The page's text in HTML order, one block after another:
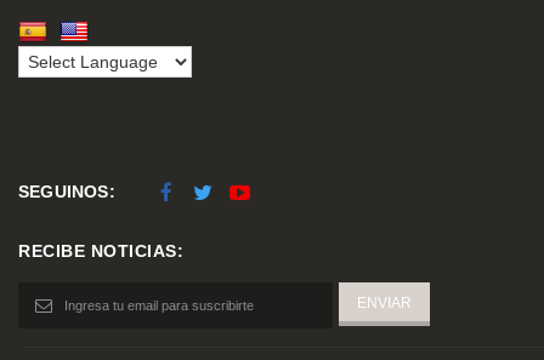
SEGUINOS:
RECIBE NOTICIAS: